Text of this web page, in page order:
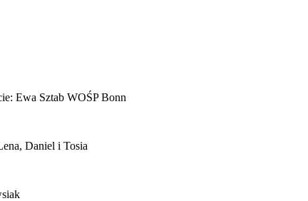
Ewa Sztab WOŚP Bonn
Daniel i Tosia